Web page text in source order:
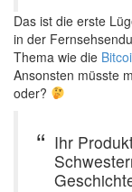
Das ist die erste
in der
Thema wie die
Ansonsten müsste
oder?
Ihr